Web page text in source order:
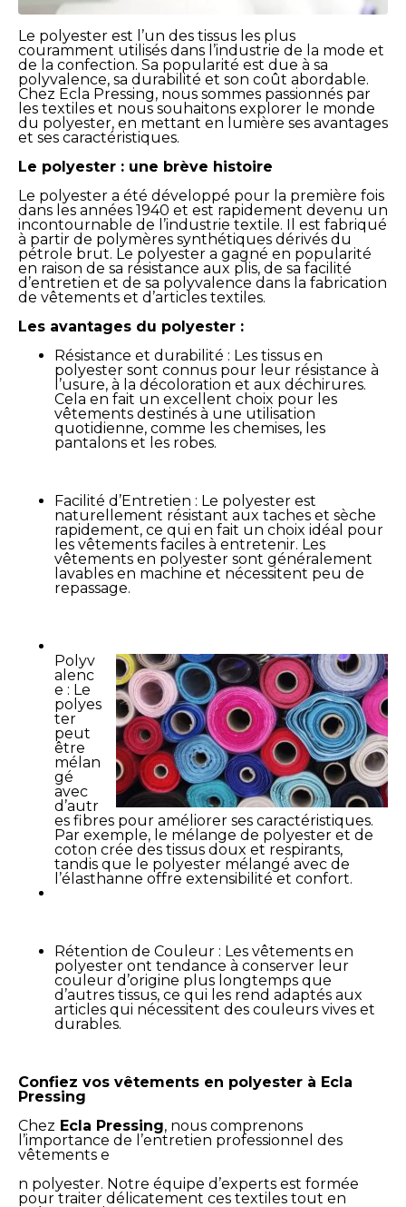
Le polyester est l’un des tissus les plus
couramment utilisés dans l’industrie de la mode et
de la confection. Sa popularité est due à sa
polyvalence, sa durabilité et son coût abordable.
Chez Ecla Pressing, nous sommes passionnés par
les textiles et nous souhaitons explorer le monde
du polyester, en mettant en lumière ses avantages
et ses caractéristiques.
Le polyester : une brève histoire
Le polyester a été développé pour la première fois
dans les années 1940 et est rapidement devenu un
incontournable de l’industrie textile. Il est fabriqué
à partir de polymères synthétiques dérivés du
pétrole brut. Le polyester a gagné en popularité
en raison de sa résistance aux plis, de sa facilité
d’entretien et de sa polyvalence dans la fabrication
de vêtements et d’articles textiles.
Les avantages du polyester :
Résistance et durabilité : Les tissus en
polyester sont connus pour leur résistance à
l’usure, à la décoloration et aux déchirures.
Cela en fait un excellent choix pour les
vêtements destinés à une utilisation
quotidienne, comme les chemises, les
pantalons et les robes.
Facilité d’Entretien : Le polyester est
naturellement résistant aux taches et sèche
rapidement, ce qui en fait un choix idéal pour
les vêtements faciles à entretenir. Les
vêtements en polyester sont généralement
lavables en machine et nécessitent peu de
repassage.
Polyv
alenc
e : Le
polyes
ter
peut
être
mélan
gé
avec
d’autr
es fibres pour améliorer ses caractéristiques.
Par exemple, le mélange de polyester et de
coton crée des tissus doux et respirants,
tandis que le polyester mélangé avec de
l’élasthanne offre extensibilité et confort.
Rétention de Couleur : Les vêtements en
polyester ont tendance à conserver leur
couleur d’origine plus longtemps que
d’autres tissus, ce qui les rend adaptés aux
articles qui nécessitent des couleurs vives et
durables.
Confiez vos vêtements en polyester à Ecla
Pressing
Chez Ecla Pressing, nous comprenons
l’importance de l’entretien professionnel des
vêtements e
n polyester. Notre équipe d’experts est formée
pour traiter délicatement ces textiles tout en